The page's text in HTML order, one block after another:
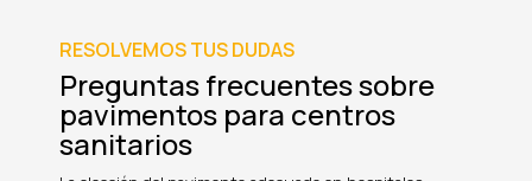
RESOLVEMOS TUS DUDAS
Preguntas frecuentes sobre
pavimentos para centros
sanitarios